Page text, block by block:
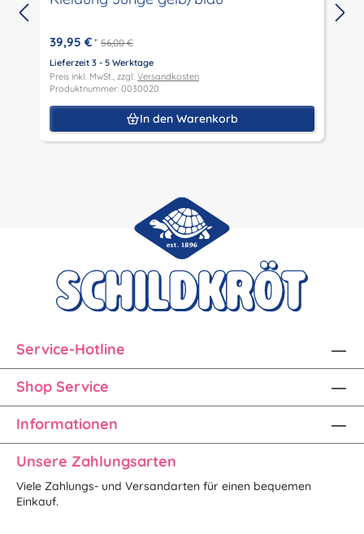
39,95 € * 56,00 €
Lieferzeit 3 - 5 Werktage
Preis inkl. MwSt., zzgl. Versandkosten
Produktnummer: 0030020
In den Warenkorb
Service-Hotline
Shop Service
Informationen
Unsere Zahlungsarten
Viele Zahlungs- und Versandarten für einen bequemen
Einkauf.